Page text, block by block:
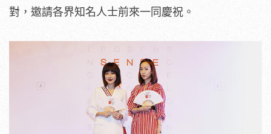
對，邀請各界知名人士前來一同慶祝。